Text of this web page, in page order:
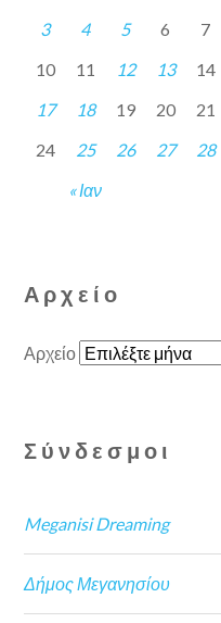
« Ιαν
3
4 5 6 7
10
11 12 13 14
17
18 19 20 21
24
25 26 27 28
Αρχείο
Αρχείο
Σύνδεσμοι
Meganisi Dreaming
Δήμος Μεγανησίου